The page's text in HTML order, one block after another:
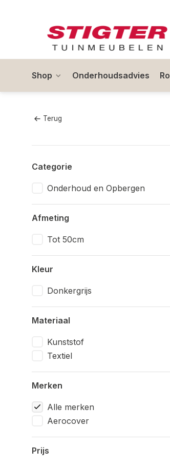
Shop Onderhoudsadvies
Terug
Categorie
Onderhoud en Opbergen
Afmeting
Tot 50cm
Kleur
Donkergrijs
Materiaal
Kunststof
Textiel
Merken
Alle merken
Aerocover
Prijs